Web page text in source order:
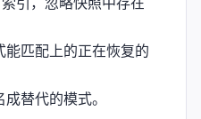
匹配上的正在恢复的
替代的模式。